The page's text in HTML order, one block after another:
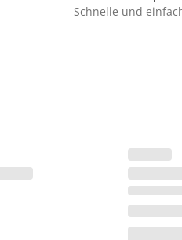
Schnelle und